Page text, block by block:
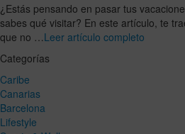
¿Estás pensando en pasar tus
sabes qué visitar? En este artículo, te
que no …Leer artículo completo
Categorías
Caribe
Canarias
Barcelona
Lifestyle